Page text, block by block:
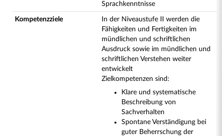
Sprachkenntnisse
Kompetenzziele
In der Niveaustufe II werden die
Fähigkeiten und Fertigkeiten im
mündlichen und schriftlichen
Ausdruck sowie im mündlichen und
schriftlichen Verstehen weiter
entwickelt
Zielkompetenzen sind:
Klare und systematische
Beschreibung von
Sachverhalten
Spontane Verständigung bei
guter Beherrschung der